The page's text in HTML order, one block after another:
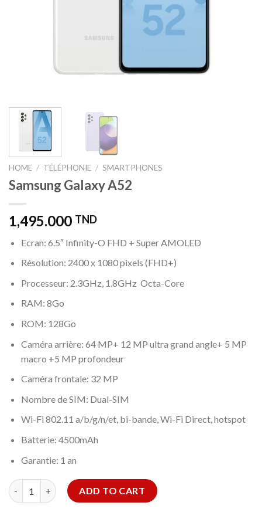
HOME / TÉLÉPHONIE / SMARTPHONES
Samsung Galaxy A52
1,495.000 TND
Ecran: 6.5″ Infinity-O FHD + Super AMOLED
Résolution: 2400 x 1080 pixels (FHD+)
Processeur: 2.3GHz, 1.8GHz Octa-Core
RAM: 8Go
ROM: 128Go
Caméra arrière: 64 MP+ 12 MP ultra grand angle+ 5 MP
macro +5 MP profondeur
Caméra frontale: 32 MP
Nombre de SIM: Dual-SIM
Wi-Fi 802.11 a/b/g/n/et, bi-bande, Wi-Fi Direct, hotspot
Batterie: 4500mAh
Garantie: 1 an
Samsung Galaxy A52 quantity
ADD TO CART